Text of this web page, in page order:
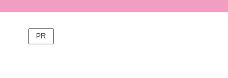
PR